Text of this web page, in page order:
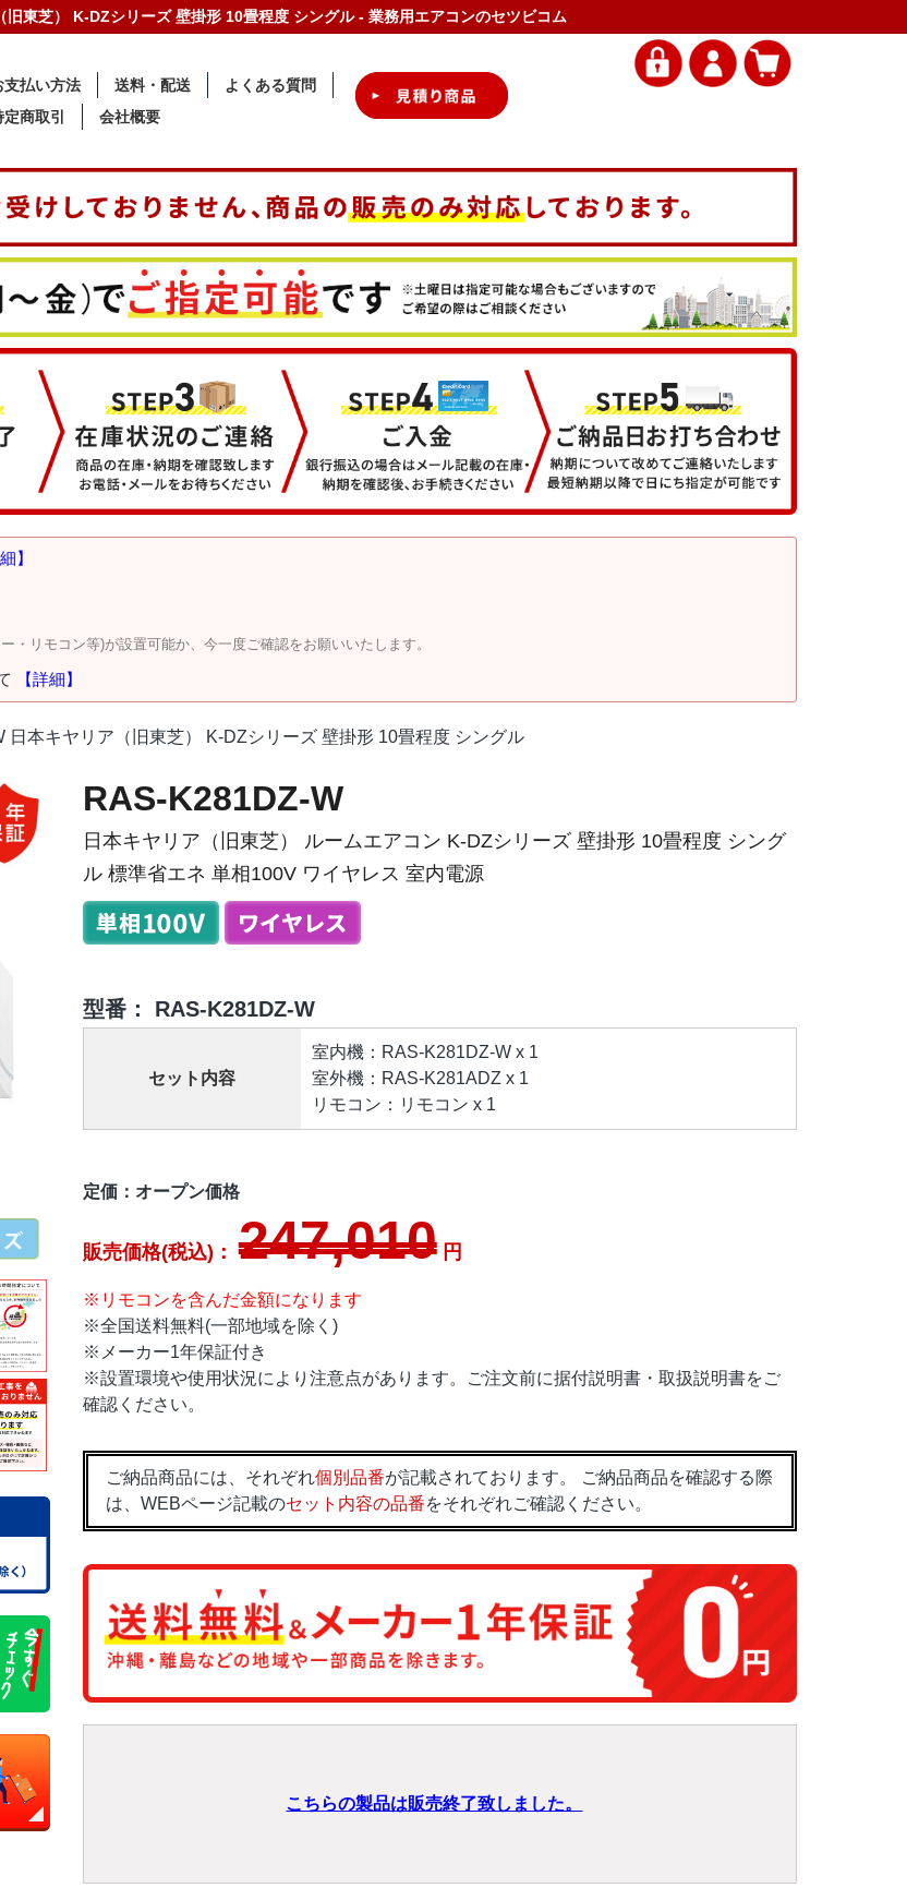
東芝） K-DZシリーズ 壁掛形 10畳程度 シングル - 業務用エアコンのセツビコム
支払い方法 送料・配送
よくある質問
定商取引 会社概要
】
・リモコン等)が設置可能か、今一度ご確認をお願いいたします。
【詳細】
日本キヤリア（旧東芝） K-DZシリーズ 壁掛形 10畳程度 シングル
RAS-K281DZ-W
日本キヤリア（旧東芝） ルームエアコン K-DZシリーズ 壁掛形 10畳程度 シング
ル 標準省エネ 単相100V ワイヤレス 室内電源
型番： RAS-K281DZ-W
セット内容
室内機：RAS-K281DZ-W x 1
室外機：RAS-K281ADZ x 1
リモコン：リモコン x 1
定価：オープン価格
販売価格(税込)：247,010円
※リモコンを含んだ金額になります
※全国送料無料(一部地域を除く)
※メーカー1年保証付き
※設置環境や使用状況により注意点があります。ご注文前に据付説明書・取扱説明書をご
確認ください。
ご納品商品には、それぞれ個別品番が記載されております。 ご納品商品を確認する際
は、WEBページ記載のセット内容の品番をそれぞれご確認ください。
こちらの製品は販売終了致しました。